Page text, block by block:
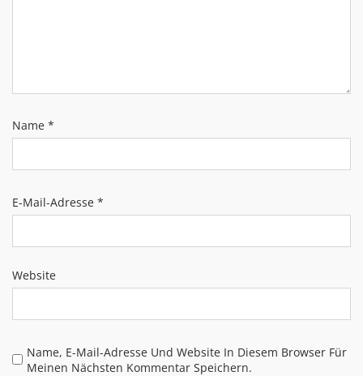
Name *
E-Mail-Adresse *
Website
Name, E-Mail-Adresse Und Website In Diesem Browser Für
Meinen Nächsten Kommentar Speichern.